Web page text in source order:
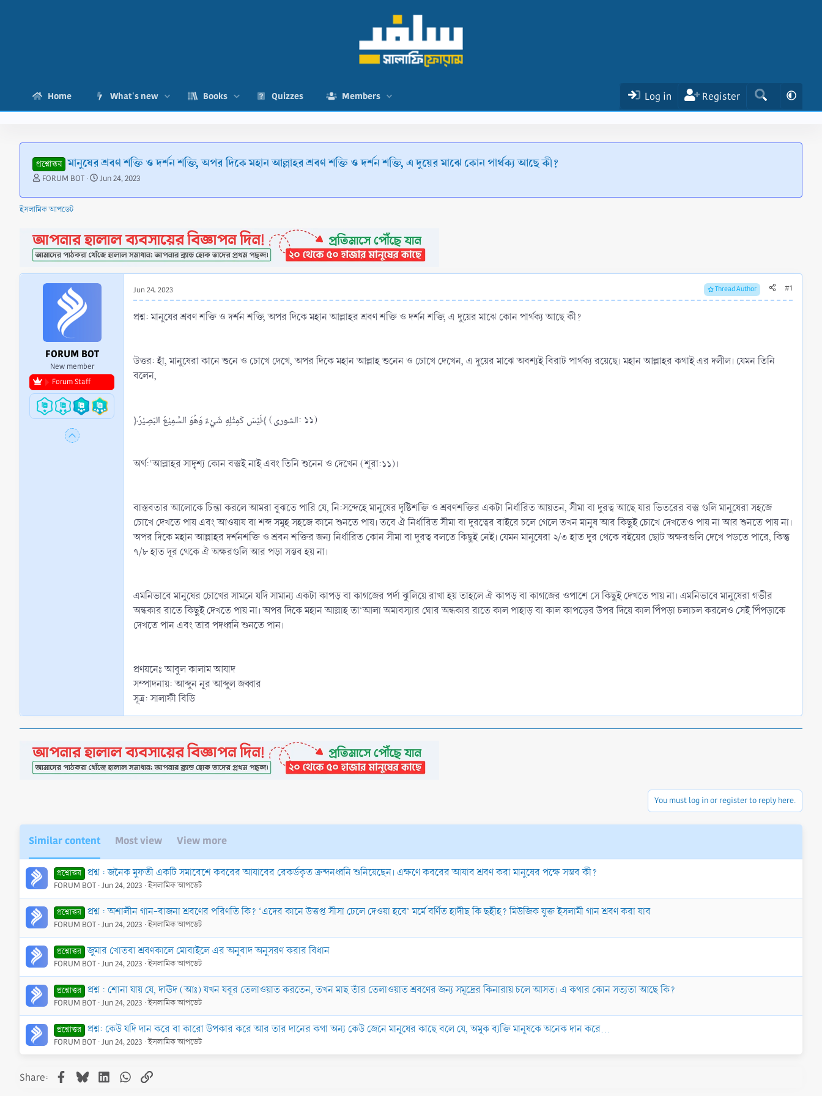
Home What's new Books Quizzes Members Log in Register
প্রশ্নোত্তর মানুষের শ্রবণ শক্তি ও দর্শন শক্তি, অপর দিকে মহান আল্লাহর শ্রবণ শক্তি ও দর্শন শক্তি, এ দুয়ের মাঝে কোন পার্থক্য আছে কী?
T
r
e
d
s
t
a
r
FORUM BOT
S
a
d
a
t
e
Jun 24, 2023
ইসলামিক আপডেট
FORUM BOT
New member
Forum Staff
Jun 24, 2023 Thread Author #1
প্রশ্ন: মানুষের শ্রবণ শক্তি ও দর্শন শক্তি, অপর দিকে মহান আল্লাহর শ্রবণ শক্তি ও দর্শন শক্তি, এ দুয়ের মাঝে কোন পার্থক্য আছে কী?
উত্তর: হাঁ, মানুষেরা কানে শুনে ও চোখে দেখে, অপর দিকে মহান আল্লাহ শুনেন ও চোখে দেখেন, এ দুয়ের মাঝে অবশ্যই বিরাট পার্থক্য রয়েছে। মহান আল্লাহর কথাই এর দলীল। যেমন তিনি
বলেন,
﴿لَيْسَ كَمِثْلِهِ شَيْءٌ وَهُوَ السَّمِيْعُ البَصِيْرُ﴾ (الشورى: ১১)
অর্থ:‘আল্লাহর সাদৃশ্য কোন বস্তুই নাই এবং তিনি শুনেন ও দেখেন (শূরা:১১)।
বাস্তবতার আলোকে চিন্তা করলে আমরা বুঝতে পারি যে, নি:সন্দেহে মানুষের দৃষ্টিশক্তি ও শ্রবণশক্তির একটা নির্ধারিত আয়তন, সীমা বা দুরত্ব আছে যার ভিতরের বস্তু গুলি মানুষেরা সহজে
চোখে দেখতে পায় এবং আওয়ায বা শব্দ সমূহ সহজে কানে শুনতে পায়। তবে ঐ নির্ধারিত সীমা বা দূরত্বের বাইরে চলে গেলে তখন মানুষ আর কিছুই চোখে দেখতেও পায় না আর শুনতে পায় না।
অপর দিকে মহান আল্লাহর দর্শনশক্তি ও শ্রবন শক্তির জন্য নির্ধারিত কোন সীমা বা দুরত্ব বলতে কিছুই নেই। যেমন মানুষেরা ২/৩ হাত দূর থেকে বইয়ের ছোট অক্ষরগুলি দেখে পড়তে পারে, কিন্তু
৭/৮ হাত দূর থেকে ঐ অক্ষরগুলি আর পড়া সম্ভব হয় না।
এমনিভাবে মানুষের চোখের সামনে যদি সামান্য একটা কাপড় বা কাগজের পর্দা ঝুলিয়ে রাখা হয় তাহলে ঐ কাপড় বা কাগজের ওপাশে সে কিছুই দেখতে পায় না। এমনিভাবে মানুষেরা গভীর
অন্ধকার রাতে কিছুই দেখতে পায় না। অপর দিকে মহান আল্লাহ তা‘আলা অমাবস্যার ঘোর অন্ধকার রাতে কাল পাহাড় বা কাল কাপড়ের উপর দিয়ে কাল পিঁপড়া চলাচল করলেও সেই পিঁপড়াকে
দেখতে পান এবং তার পদধ্বনি শুনতে পান।
প্রণয়নেঃ আবুল কালাম আযাদ
সম্পাদনায়: আব্দুন নূর আব্দুল জব্বার
সূত্র: সালাফী বিডি
You must log in or register to reply here.
Similar content Most view View more
প্রশ্নোত্তর প্রশ্ন : জনৈক মুফতী একটি সমাবেশে কবরের আযাবের রেকর্ডকৃত ক্রন্দনধ্বনি শুনিয়েছেন। এক্ষণে কবরের আযাব শ্রবণ করা মানুষের পক্ষে সম্ভব কী?
FORUM BOT Jun 24, 2023 ইসলামিক আপডেট
প্রশ্নোত্তর প্রশ্ন : অশালীন গান-বাজনা শ্রবণের পরিণতি কি? ‘এদের কানে উত্তপ্ত সীসা ঢেলে দেওয়া হবে’ মর্মে বর্ণিত হাদীছ কি ছহীহ? মিউজিক যুক্ত ইসলামী গান শ্রবণ করা যাব
FORUM BOT Jun 24, 2023 ইসলামিক আপডেট
প্রশ্নোত্তর জুমার খোতবা শ্রবণকালে মোবাইলে এর অনুবাদ অনুসরণ করার বিধান
FORUM BOT Jun 24, 2023 ইসলামিক আপডেট
প্রশ্নোত্তর প্রশ্ন : শোনা যায় যে, দাঊদ (আঃ) যখন যবূর তেলাওয়াত করতেন, তখন মাছ তাঁর তেলাওয়াত শ্রবণের জন্য সমূদ্রের কিনারায় চলে আসত। এ কথার কোন সত্যতা আছে কি?
FORUM BOT Jun 24, 2023 ইসলামিক আপডেট
প্রশ্নোত্তর প্রশ্ন: কেউ যদি দান করে বা কারো উপকার করে আর তার দানের কথা অন্য কেউ জেনে মানুষের কাছে বলে যে, অমুক ব্যক্তি মানুষকে অনেক দান করে…
FORUM BOT Jun 24, 2023 ইসলামিক আপডেট
Share: Facebook
BlueskyLinkedInWhatsApp
Link